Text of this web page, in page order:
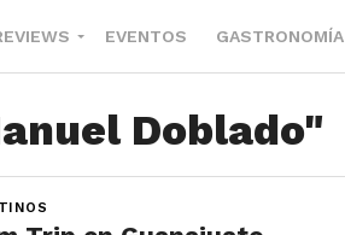
EVENTOS GASTRONOMÍA
Doblado"